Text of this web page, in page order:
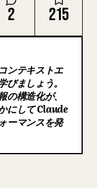
2 215
ンテキストエ
ましょう。
構造化が、
にして Claude
ーマンスを発